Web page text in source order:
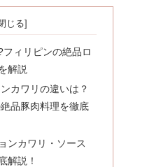
ィリピンの絶品ロ
解説
カワリの違いは？
品豚肉料理を徹底
ンカワリ・ソース
解説！